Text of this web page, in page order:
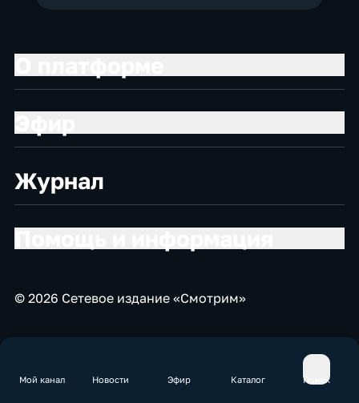
Мой канал Новости Эфир Каталог Поиск
Журнал
© 2026 Сетевое издание «Смотрим»